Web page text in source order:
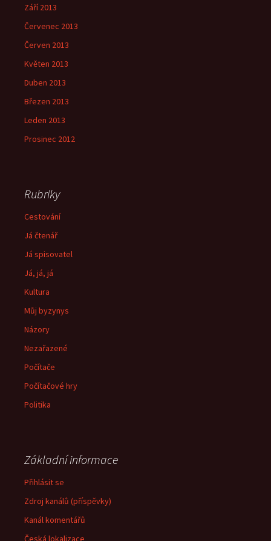
Září 2013
Červenec 2013
Červen 2013
Květen 2013
Duben 2013
Březen 2013
Leden 2013
Prosinec 2012
Rubriky
Cestování
Já čtenář
Já spisovatel
Já, já, já
Kultura
Můj byzynys
Názory
Nezařazené
Počítače
Počítačové hry
Politika
Základní informace
Přihlásit se
Zdroj kanálů (příspěvky)
Kanál komentářů
Česká lokalizace